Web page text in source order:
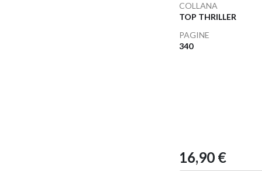
COLLANA
TOP THRILLER
PAGINE
340
16,90 €